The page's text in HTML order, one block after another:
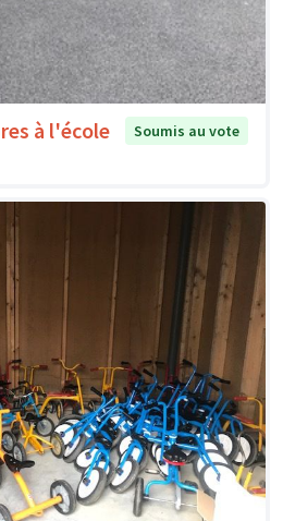
à l'école
Soumis au vote